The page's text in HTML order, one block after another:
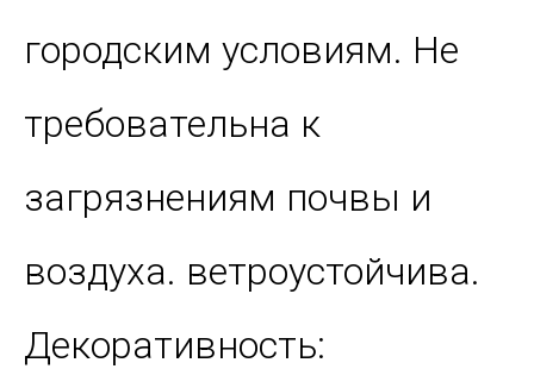
городским условиям. Не
требовательна к
загрязнениям почвы и
воздуха. ветроустойчива.
Декоративность: